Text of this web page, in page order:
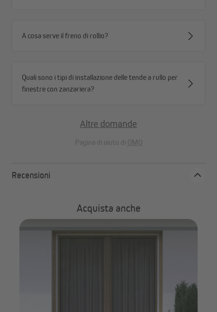
A cosa serve il freno di rollio?
Quali sono i tipi di installazione delle tende a rullo per
finestre con zanzariera?
Altre domande
Pagina di aiuto di OMQ
Recensioni
Acquista anche